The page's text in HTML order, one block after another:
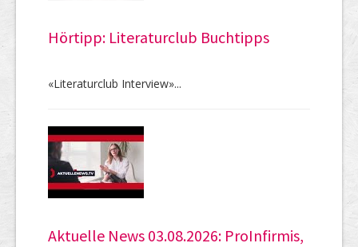
Hörtipp: Literaturclub Buchtipps
«Literaturclub Interview»...
Aktuelle News 03.08.2026: ProInfirmis,